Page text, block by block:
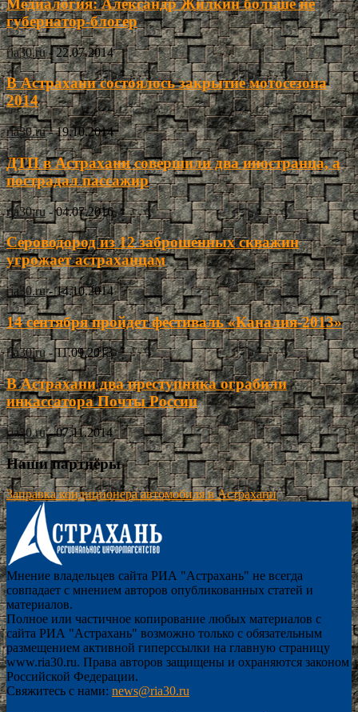
Медиалогия: Александр Жилкин больше не
губернатор-блогер
ria30.ru - 22.07.2014
В Астрахани состоялось закрытие мотосезона
2014
ria30.ru - 19.10.2014
ДТП в Астрахани совершили два иностранца, а
пострадал пассажир
ria30.ru - 04.07.2016
Сероводород из 12 заброшенных скважин
угрожает астраханцам
ria30.ru - 14.10.2014
14 сентября пройдет фестиваль «Каналия-2013»
ria30.ru - 11.09.2013
В Астрахани два преступника ограбили
инкассатора Почты России
ria30.ru - 07.11.2014
Наши партнёры
Заправка кондиционера автомобиля в Астрахани
Мнение владельцев сайта РИА "Астрахань" не всегда
совпадает с мнением авторов опубликованных статей и
материалов.
Полное или частичное копирование любых материалов с
сайта РИА "Астрахань" возможно только с обязательным
размещением активной гиперссылки на главную страницу
www.ria30.ru. Права авторов защищены и охраняются законом
Российской Федерации.
Свяжитесь с нами: news@ria30.ru